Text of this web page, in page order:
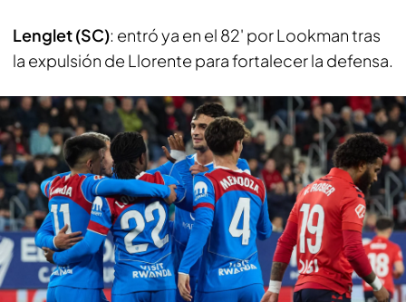
Lenglet (SC): entró ya en el 82' por Lookman tras
la expulsión de Llorente para fortalecer la defensa.